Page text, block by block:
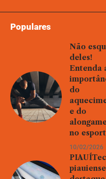
Populares
Não
deles!
Entenda
do
e do
no
10/02/2026